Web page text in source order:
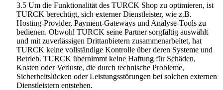
3.5 Um die Funktionalität des TURCK Shop zu optimieren, ist
TURCK berechtigt, sich externer Dienstleister, wie z.B.
Hosting-Provider, Payment-Gateways und Analyse-Tools zu
bedienen. Obwohl TURCK seine Partner sorgfältig auswählt
und mit zuverlässigen Drittanbietern zusammenarbeitet, hat
TURCK keine vollständige Kontrolle über deren Systeme und
Betrieb. TURCK übernimmt keine Haftung für Schäden,
Kosten oder Verluste, die durch technische Probleme,
Sicherheitslücken oder Leistungsstörungen bei solchen externen
Dienstleistern entstehen.